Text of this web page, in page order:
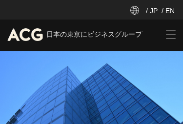
/ JP / EN
T
g
v
日本の東京にビジネスグループ